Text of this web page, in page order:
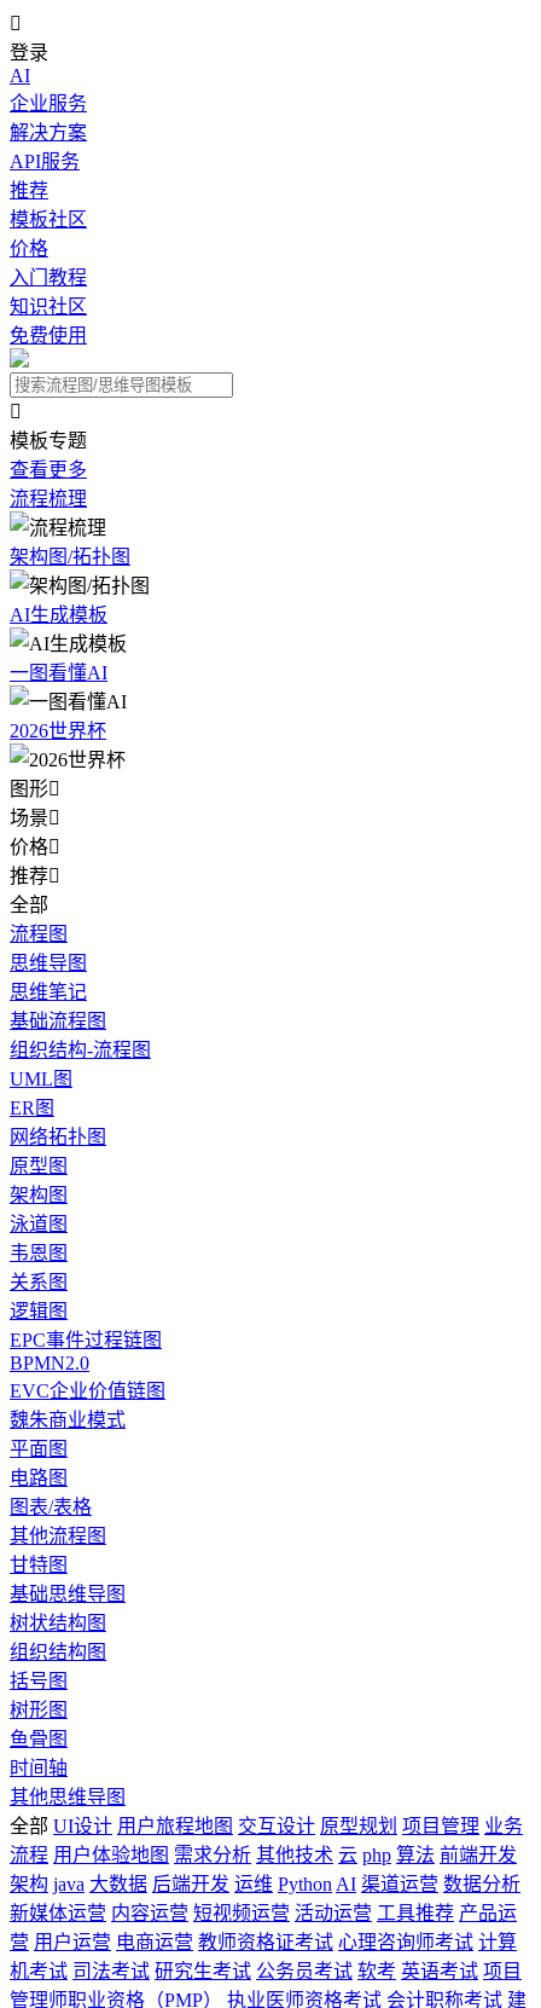

登录
AI
企业服务
解决方案
API服务
推荐
模板社区
价格
入门教程
知识社区
免费使用

模板专题
查看更多
流程梳理
架构图/拓扑图
AI生成模板
一图看懂AI
2026世界杯
图形
场景
价格
推荐
全部
流程图
思维导图
思维笔记
基础流程图
组织结构-流程图
UML图
ER图
网络拓扑图
原型图
架构图
泳道图
韦恩图
关系图
逻辑图
EPC事件过程链图
BPMN2.0
EVC企业价值链图
魏朱商业模式
平面图
电路图
图表/表格
其他流程图
甘特图
基础思维导图
树状结构图
组织结构图
括号图
树形图
鱼骨图
时间轴
其他思维导图
全部 UI设计 用户旅程地图 交互设计 原型规划 项目管理 业务
流程 用户体验地图 需求分析 其他技术 云 php 算法 前端开发
架构 java 大数据 后端开发 运维 Python AI 渠道运营 数据分析
新媒体运营 内容运营 短视频运营 活动运营 工具推荐 产品运
营 用户运营 电商运营 教师资格证考试 心理咨询师考试 计算
机考试 司法考试 研究生考试 公务员考试 软考 英语考试 项目
管理师职业资格（PMP）
执业医师资格考试 会计职称考试 建